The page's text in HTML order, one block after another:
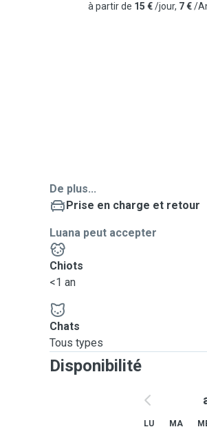
à partir de 15 €/jour, 7 €/
De plus...
Prise en charge et retour
Luana peut accepter
Chiots
<1 an
Chats
Tous types
Disponibilité
LU MA